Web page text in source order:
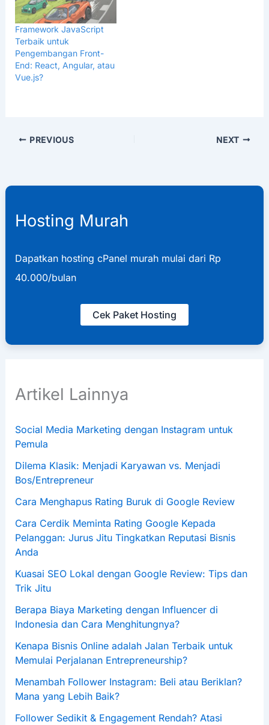
Framework JavaScript
Terbaik untuk
Pengembangan Front-
End: React, Angular, atau
Vue.js?
PREVIOUS NEXT
Hosting Murah
Dapatkan hosting cPanel murah mulai dari Rp
40.000/bulan
Cek Paket Hosting
Artikel Lainnya
Social Media Marketing dengan Instagram untuk
Pemula
Dilema Klasik: Menjadi Karyawan vs. Menjadi
Bos/Entrepreneur
Cara Menghapus Rating Buruk di Google Review
Cara Cerdik Meminta Rating Google Kepada
Pelanggan: Jurus Jitu Tingkatkan Reputasi Bisnis
Anda
Kuasai SEO Lokal dengan Google Review: Tips dan
Trik Jitu
Berapa Biaya Marketing dengan Influencer di
Indonesia dan Cara Menghitungnya?
Kenapa Bisnis Online adalah Jalan Terbaik untuk
Memulai Perjalanan Entrepreneurship?
Menambah Follower Instagram: Beli atau Beriklan?
Mana yang Lebih Baik?
Follower Sedikit & Engagement Rendah? Atasi